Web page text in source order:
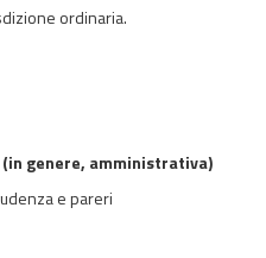
ordinaria.
(in genere, amministrativa)
e pareri